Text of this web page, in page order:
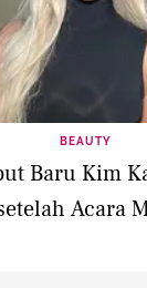
BEAUTY
Baru Kim
Acara